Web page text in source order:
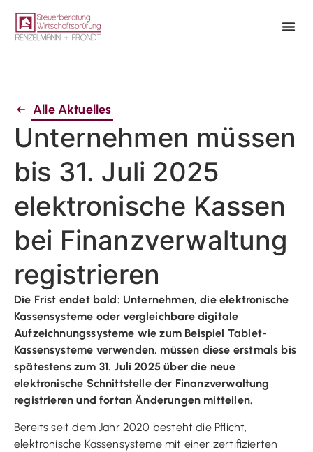
Alle Aktuelles
Unternehmen müssen
bis 31. Juli 2025
elektronische Kassen
bei Finanzverwaltung
registrieren
Die Frist endet bald: Unternehmen, die elektronische
Kassensysteme oder vergleichbare digitale
Aufzeichnungssysteme wie zum Beispiel Tablet-
Kassensysteme verwenden, müssen diese erstmals bis
spätestens zum 31. Juli 2025 über die neue
elektronische Schnittstelle der Finanzverwaltung
registrieren und fortan Änderungen mitteilen.
Bereits seit dem Jahr 2020 besteht die Pflicht,
elektronische Kassensysteme mit einer zertifizierten